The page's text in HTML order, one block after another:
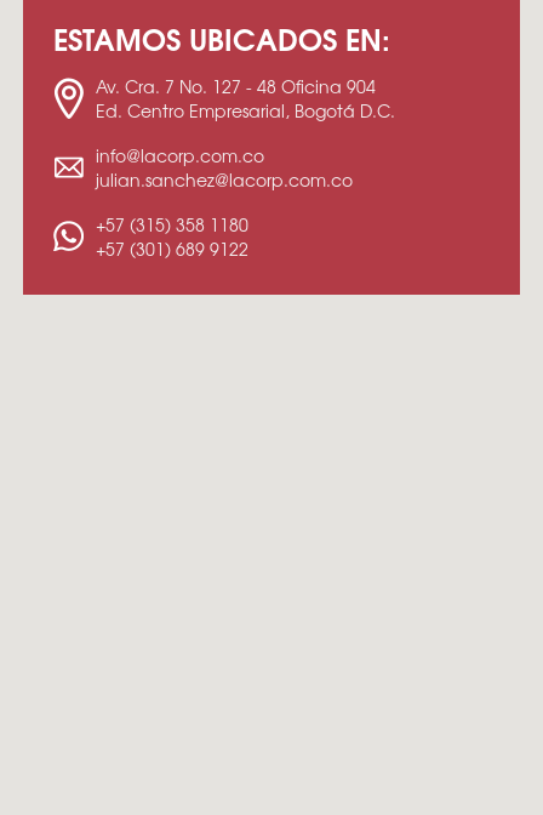
ESTAMOS UBICADOS EN:
Av. Cra. 7 No. 127 - 48 Oficina 904
Ed. Centro Empresarial, Bogotá D.C.
info@lacorp.com.co
julian.sanchez@lacorp.com.co
+57 (315) 358 1180
+57 (301) 689 9122